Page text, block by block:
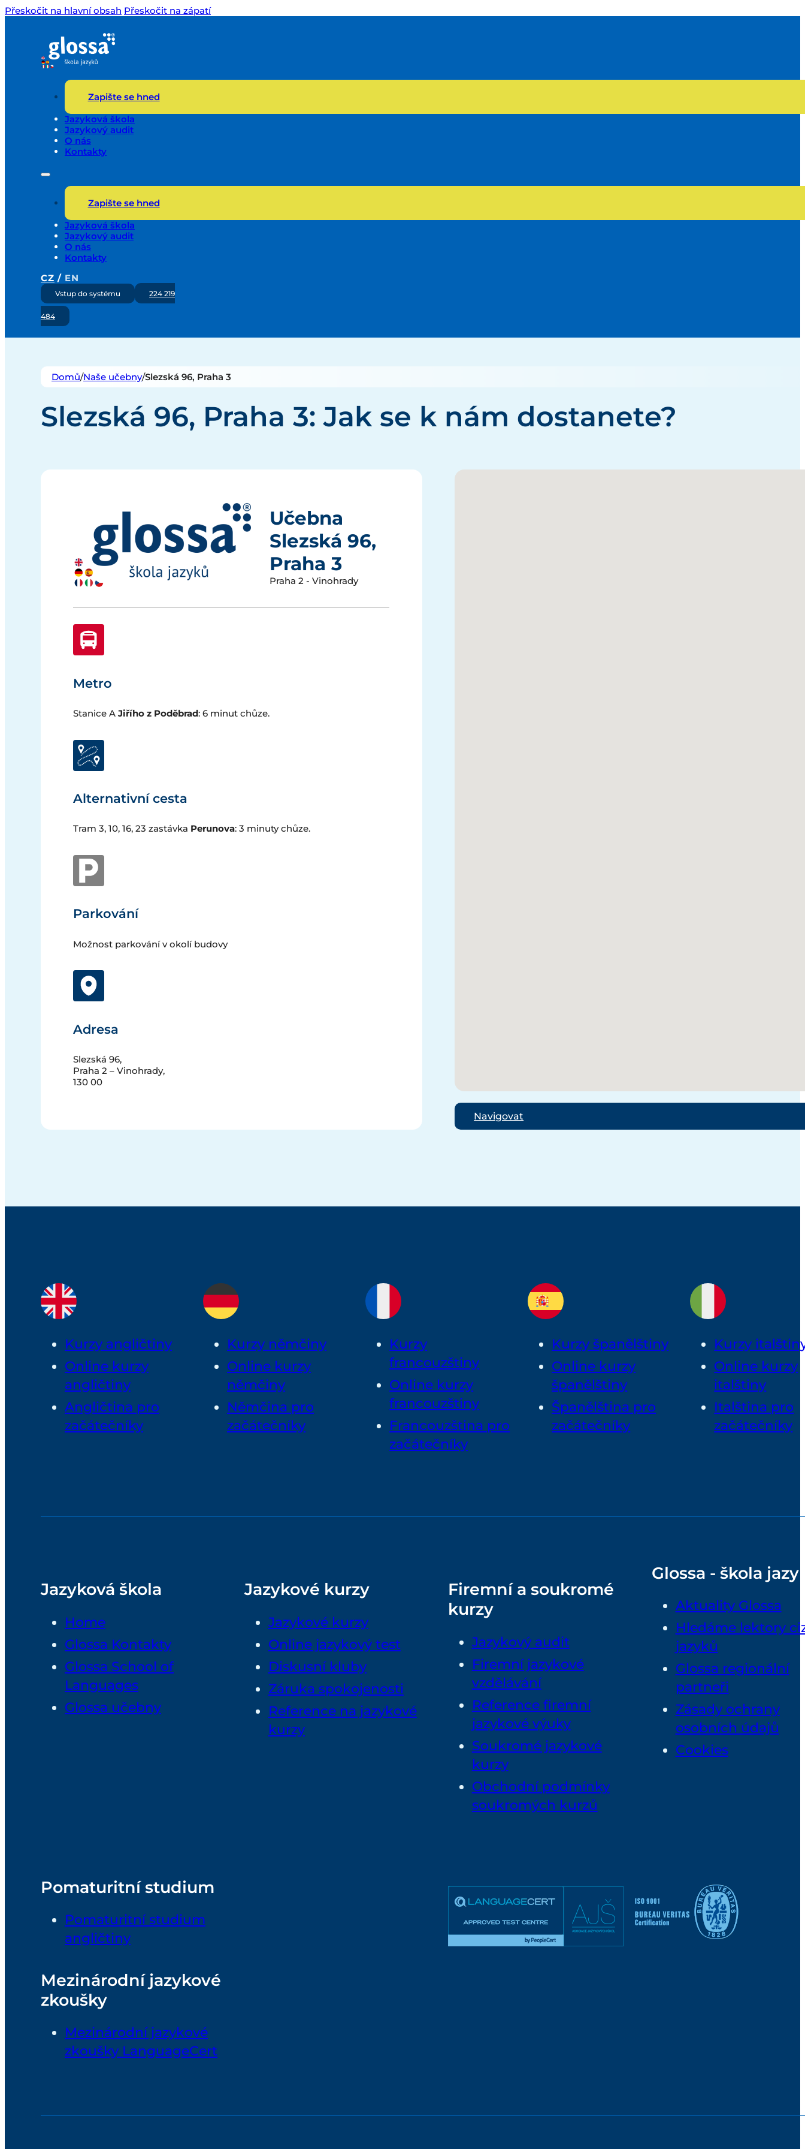
Přeskočit na hlavní obsah Přeskočit na zápatí
Zapište se hned
Jazyková škola
Jazykový audit
O nás
Kontakty
Zapište se hned
Jazyková škola
Jazykový audit
O nás
Kontakty
CZ / EN
Vstup do systému 224 219
484
Domů/Naše učebny/Slezská 96, Praha 3
Slezská 96, Praha 3: Jak se k nám dostanete?
Učebna
Slezská 96,
Praha 3
Praha 2 - Vinohrady
Metro
Stanice AJiřího z Poděbrad: 6 minut chůze.
Alternativní cesta
Tram 3, 10, 16, 23 zastávka Perunova: 3 minuty chůze.
Parkování
Možnost parkování v okolí budovy
Adresa
Slezská 96,
Praha 2 – Vinohrady,
130 00
Navigovat
Kurzy angličtiny
Online kurzy
angličtiny
Angličtina pro
začátečníky
Kurzy němčiny
Online kurzy
němčiny
Němčina pro
začátečníky
Kurzy
francouzštiny
Online kurzy
francouzštiny
Francouzština pro
začátečníky
Kurzy španělštiny
Online kurzy
španělštiny
Španělština pro
začátečníky
Kurzy
Online kurzy
italštiny
Italština pro
začátečníky
Jazyková škola
Home
Glossa Kontakty
Glossa School of
Languages
Glossa učebny
Jazykové kurzy
Jazykové kurzy
Online jazykový test
Diskusní kluby
Záruka spokojenosti
Reference na jazykové
kurzy
Firemní a soukromé
kurzy
Jazykový audit
Firemní jazykové
vzdělávání
Reference firemní
jazykové výuky
Soukromé jazykové
kurzy
Obchodní podmínky
soukromých kurzů
Glossa - škola
Aktuality Glossa
Hledáme lektory
jazyků
Glossa regionální
partneři
Zásady ochrany
osobních údajů
Cookies
Pomaturitní studium
Pomaturitní studium
angličtiny
Mezinárodní jazykové
zkoušky
Mezinárodní jazykové
zkoušky LanguageCert